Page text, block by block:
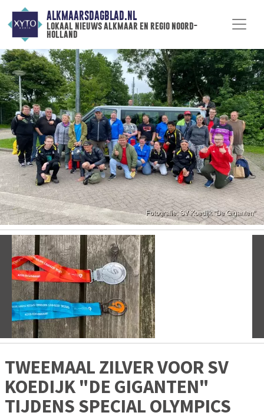
ALKMAARSDAGBLAD.NL
lokaal nieuws alkmaar en regio noord-
holland
Vorige
TWEEMAAL ZILVER VOOR SV
KOEDIJK "DE GIGANTEN"
TIJDENS SPECIAL OLYMPICS